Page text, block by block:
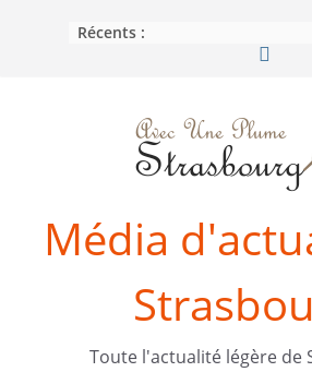
Récents :
Média
Toute l'actualité légère de